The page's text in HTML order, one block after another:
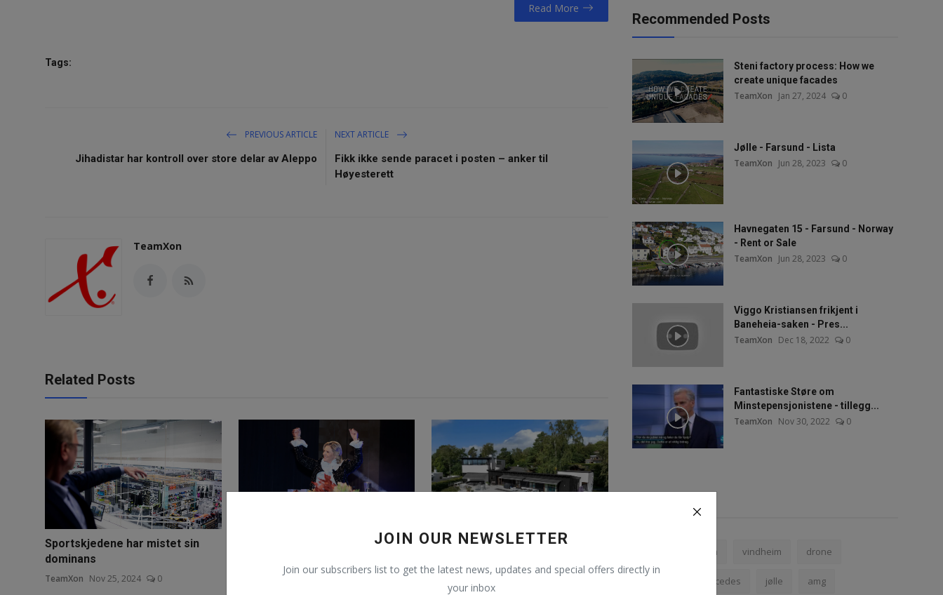
JOIN OUR NEWSLETTER
Join our subscribers list to get the latest news, updates and special offers directly in
your inbox
Read More
Tags:
PREVIOUS ARTICLE
Jihadistar har kontroll over store delar av Aleppo
NEXT ARTICLE
Fikk ikke sende paracet i posten – anker til
Høyesterett
TeamXon
Related Posts
Sportskjedene har mistet sin
dominans
TeamXon Nov 25, 2024 0
Håper en stor dose Listhaug kan
Nov 23, 2024
Setter prisen opp igjen med 6
Jan 22, 2026
Recommended Posts
Steni factory process: How we
create unique facades
TeamXon Jan 27, 2024 0
Jølle - Farsund - Lista
TeamXon Jun 28, 2023 0
Havnegaten 15 - Farsund - Norway
- Rent or Sale
TeamXon Jun 28, 2023 0
Viggo Kristiansen frikjent i
Baneheia-saken - Pres...
TeamXon Dec 18, 2022 0
Fantastiske Støre om
Minstepensjonistene - tillegg...
TeamXon Nov 30, 2022 0
lista vindheim drone
mercedes jølle amg